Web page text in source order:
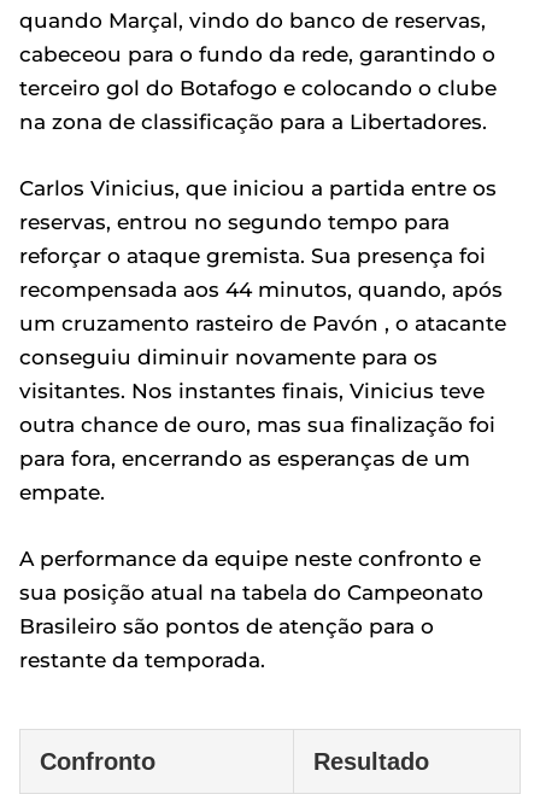
quando Marçal, vindo do banco de reservas,
cabeceou para o fundo da rede, garantindo o
terceiro gol do Botafogo e colocando o clube
na zona de classificação para a Libertadores.
Carlos Vinicius, que iniciou a partida entre os
reservas, entrou no segundo tempo para
reforçar o ataque gremista. Sua presença foi
recompensada aos 44 minutos, quando, após
um cruzamento rasteiro de Pavón , o atacante
conseguiu diminuir novamente para os
visitantes. Nos instantes finais, Vinicius teve
outra chance de ouro, mas sua finalização foi
para fora, encerrando as esperanças de um
empate.
A performance da equipe neste confronto e
sua posição atual na tabela do Campeonato
Brasileiro são pontos de atenção para o
restante da temporada.
Confronto Resultado